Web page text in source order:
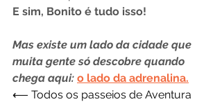
E sim, Bonito é tudo isso!
Mas existe um lado da cidade que
muita gente só descobre quando
chega aqui: o lado da adrenalina.
⟵ Todos os passeios de Aventura